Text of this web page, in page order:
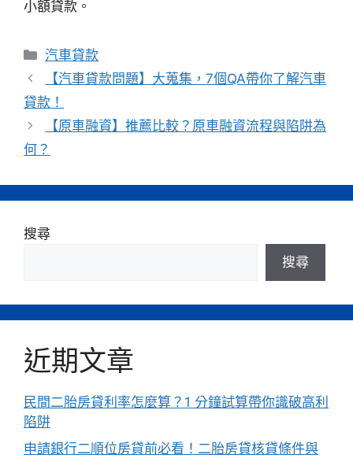
小額貸款。
分
類
汽車貸款
【汽車貸款問題】大蒐集，7個QA帶你了解汽車
貸款！
【原車融資】推薦比較？原車融資流程與陷阱為
何？
搜尋
搜尋
近期文章
民間二胎房貸利率怎麼算？1 分鐘試算帶你識破高利
陷阱
申請銀行二順位房貸前必看！二胎房貸核貸條件與